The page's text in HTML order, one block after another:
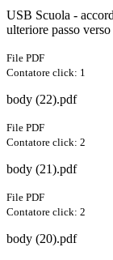
USB Scuola -
ulteriore passo
File PDF
Contatore click: 1
body (22).pdf
File PDF
Contatore click: 2
body (21).pdf
File PDF
Contatore click: 2
body (20).pdf